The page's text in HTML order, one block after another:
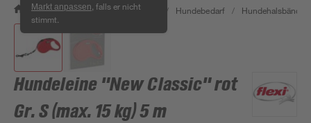
Markt anpassen , falls er nicht
stimmt.
/ Garten & Freizeit / Tierbedarf / Hundebedarf / Hundehalsbänder
Hundeleine "New Classic" rot
Gr. S (max. 15 kg) 5 m